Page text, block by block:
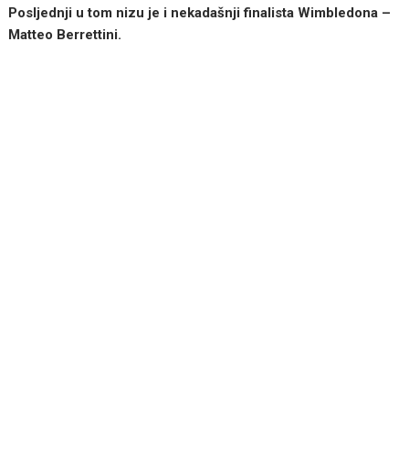
Posljednji u tom nizu je i nekadašnji finalista Wimbledona –
Matteo Berrettini.